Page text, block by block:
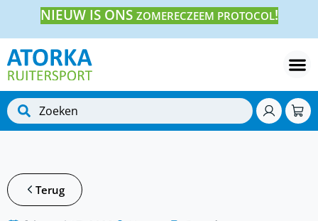
NIEUW IS ONS ZOMERECZEEM PROTOCOL!
Terug